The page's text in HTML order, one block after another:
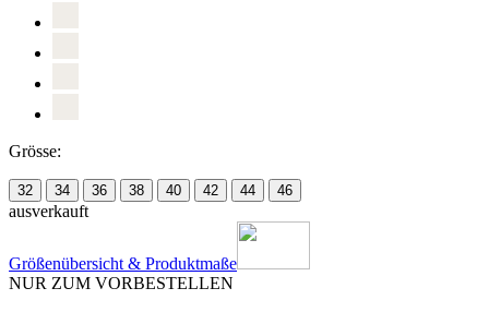
Grösse:
32 34 36 38 40 42 44 46
ausverkauft
Größenübersicht & Produktmaße
NUR ZUM VORBESTELLEN